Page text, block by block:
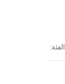
الفئة: